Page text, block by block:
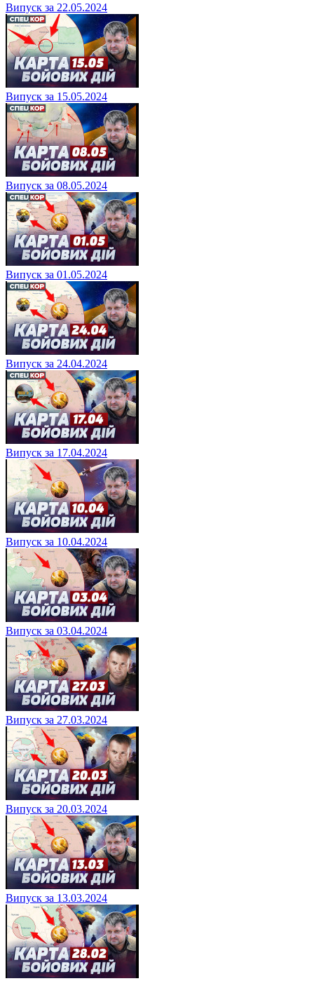
Випуск за 22.05.2024
Випуск за 15.05.2024
Випуск за 08.05.2024
Випуск за 01.05.2024
Випуск за 24.04.2024
Випуск за 17.04.2024
Випуск за 10.04.2024
Випуск за 03.04.2024
Випуск за 27.03.2024
Випуск за 20.03.2024
Випуск за 13.03.2024